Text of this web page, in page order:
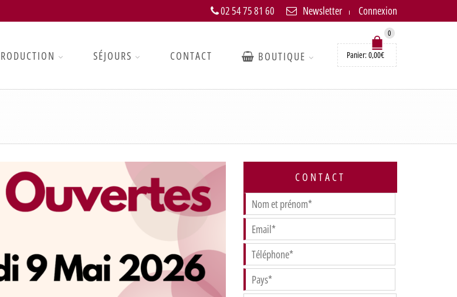
Newsletter Connexion
02 54 75 81 60
SÉJOURS CONTACT BOUTIQUE
0
Panier:0,00€
CONTACT